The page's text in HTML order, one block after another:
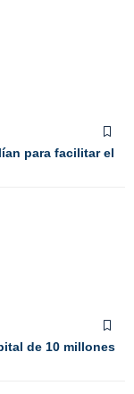
para facilitar el
de 10 millones